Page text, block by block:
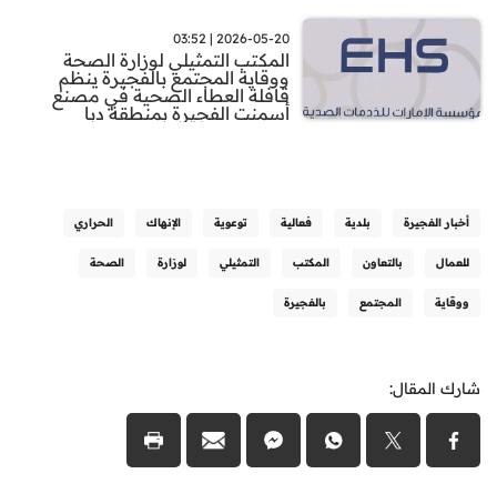
2026-05-20 | 03:52
المكتب التمثيلي لوزارة الصحة
ووقاية المجتمع بالفجيرة ينظم
قافلة العطاء الصحية في مصنع
أسمنت الفجيرة بمنطقة دبا
أخبار الفجيرة بلدية فعالية توعوية الإنهاك الحراري
للعمال بالتعاون المكتب التمثيلي لوزارة الصحة
ووقاية المجتمع بالفجيرة
شارك المقال: